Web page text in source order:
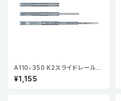
A110-350 K2スライドレール K
P (3段引・引抜タイプ) (2本入)
¥1,155